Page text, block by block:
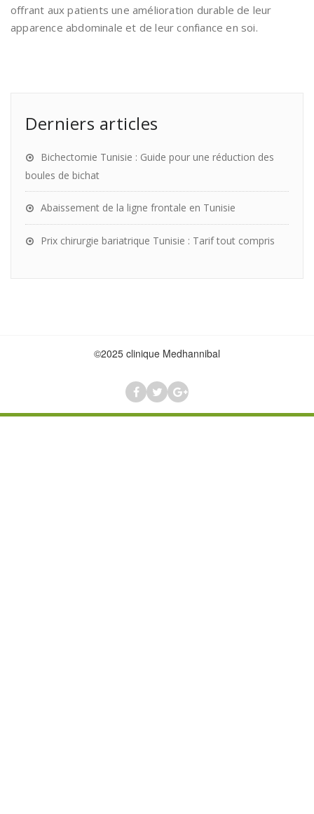
offrant aux patients une amélioration durable de leur
apparence abdominale et de leur confiance en soi.
Derniers articles
Bichectomie Tunisie : Guide pour une réduction des
boules de bichat
Abaissement de la ligne frontale en Tunisie
Prix chirurgie bariatrique Tunisie : Tarif tout compris
©2025 clinique Medhannibal